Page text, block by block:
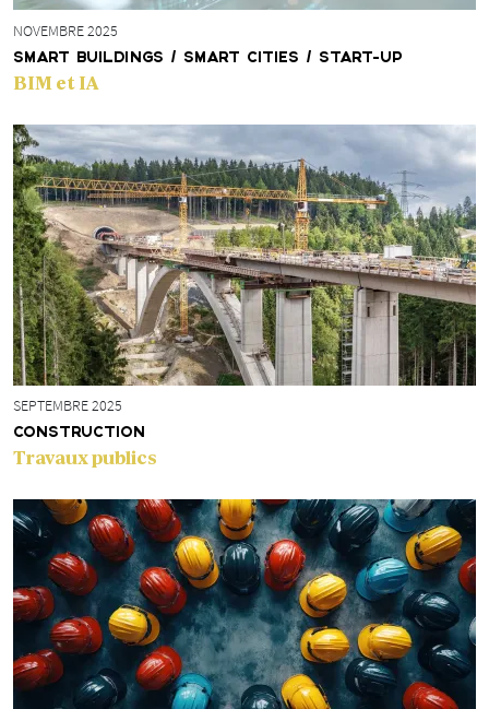
NOVEMBRE 2025
SMART BUILDINGS / SMART CITIES / START-UP
BIM et IA
SEPTEMBRE 2025
CONSTRUCTION
Travaux publics